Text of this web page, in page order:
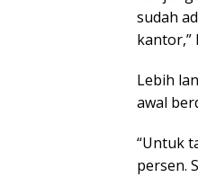
sudah
kantor,”
Lebih
awal
“Untuk
persen.